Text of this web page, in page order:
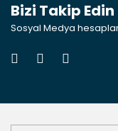
Bizi Takip Edin
Sosyal Medya